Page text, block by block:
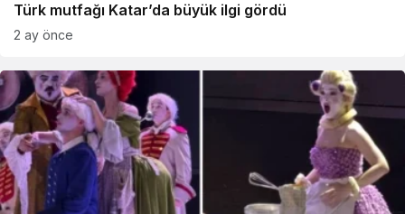
Türk mutfağı Katar’da büyük ilgi gördü
2 ay önce